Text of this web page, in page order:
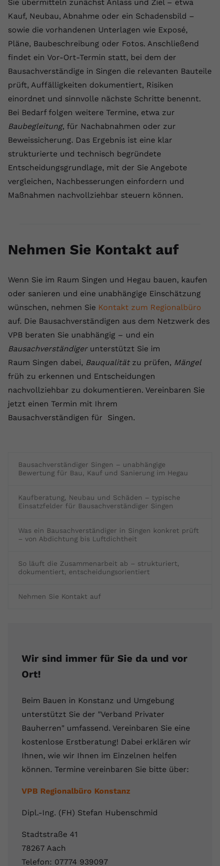
Bausachverständiger Singen – unabhängige
Bewertung für Bau, Kauf und Sanierung im Hegau
Kaufberatung, Neubau und Schäden – typische
Einsatzfelder für Bausachverständiger Singen
Was ein Bausachverständiger in Singen konkret prüft
– von Abdichtung bis Luftdichtheit
So läuft die Zusammenarbeit ab – strukturiert,
dokumentiert, entscheidungsorientiert
Nehmen Sie Kontakt auf
Wir sind immer für Sie da und vor
Ort!
Beim Bauen in Konstanz und Umgebung
unterstützt Sie der "Verband Privater
Bauherren" umfassend. Vereinbaren Sie eine
kostenlose Erstberatung! Dabei erklären wir
Ihnen, wie wir Ihnen im Einzelnen helfen
können. Termine vereinbaren Sie bitte über:
VPB Regionalbüro Konstanz
Dipl.-Ing. (FH) Stefan Hubenschmid
Stadtstraße 41
78267 Aach
Telefon: 07774 939097
Sie übermitteln zunächst Anlass und Ziel – etwa
Kauf, Neubau, Abnahme oder ein Schadensbild –
sowie die vorhandenen Unterlagen wie Exposé,
Pläne, Baubeschreibung oder Fotos. Anschließend
findet ein Vor-Ort-Termin statt, bei dem der
Bausachverständige in Singen die relevanten Bauteile
prüft, Auffälligkeiten dokumentiert, Risiken
einordnet und sinnvolle nächste Schritte benennt.
Bei Bedarf folgen weitere Termine, etwa zur
Baubegleitung, für Nachabnahmen oder zur
Beweissicherung. Das Ergebnis ist eine klar
strukturierte und technisch begründete
Entscheidungsgrundlage, mit der Sie Angebote
vergleichen, Nachbesserungen einfordern und
Maßnahmen nachvollziehbar steuern können.
Nehmen Sie Kontakt auf
Wenn Sie im Raum Singen und Hegau bauen, kaufen
oder sanieren und eine unabhängige Einschätzung
wünschen, nehmen Sie Kontakt zum Regionalbüro
auf. Die Bausachverständigen aus dem Netzwerk des
VPB beraten Sie unabhängig – und ein
Bausachverständigerunterstützt Sie im
Raum Singen dabei, Bauqualitätzu prüfen, Mängel
früh zu erkennen und Entscheidungen
nachvollziehbar zu dokumentieren. Vereinbaren Sie
jetzt einen Termin mit Ihrem
Bausachverständigen für Singen.